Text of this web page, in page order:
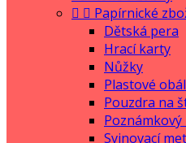
  Papírnické
Dětská pera
Hrací karty
Nůžky
Plastové
Pouzdra na
Svinovací